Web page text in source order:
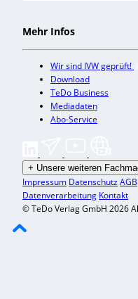
Mehr Infos
Wir sind IVW geprüft!
Download
TeDo Business
Mediadaten
Abo-Service
+ Unsere weiteren
Impressum DatenschutzAGB
Datenverarbeitung Kontakt
© TeDo Verlag GmbH 2026